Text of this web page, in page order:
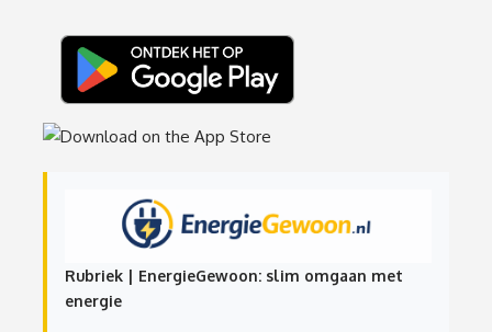
Rubriek | EnergieGewoon: slim omgaan met
energie